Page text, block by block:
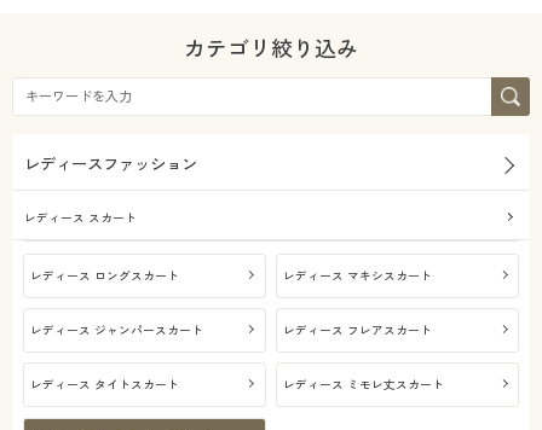
カテゴリ絞り込み
レディースファッション
レディース スカート
レディース ロングスカート レディース マキシスカート
レディース ジャンパースカート レディース フレアスカート
レディース タイトスカート レディース ミモレ丈スカート